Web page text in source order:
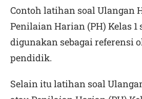
Contoh latihan soal Ulangan
Penilaian Harian (PH) Kelas 1
digunakan sebagai referensi
pendidik.
Selain itu latihan soal